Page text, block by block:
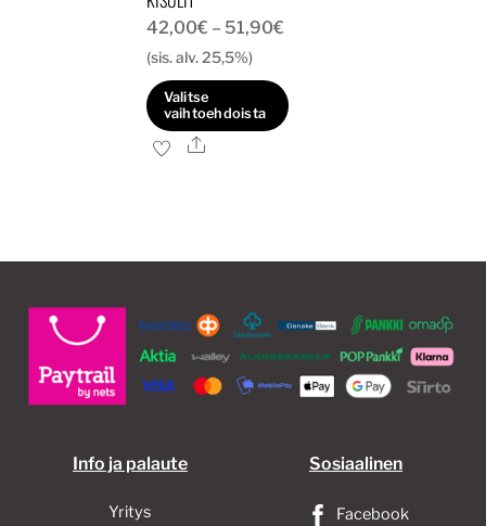
42,00€ – 51,90€
-
51,90€
(sis. alv. 25,5%)
Valitse
vaihtoehdoista
Tällä
muunnelma.
tehdä
valinnat
tuotteen
Ale
Info ja palaute
Yritys
Sosiaalinen
Facebook